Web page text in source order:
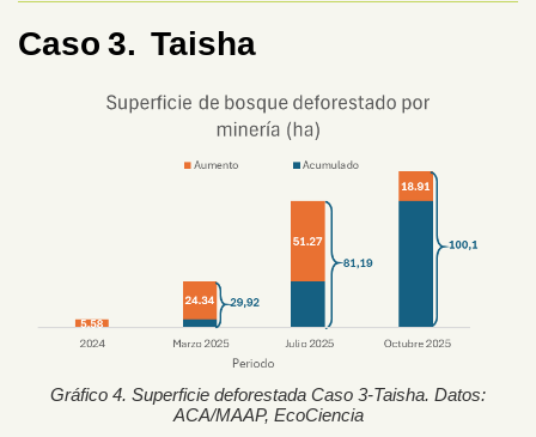
Caso 3. Taisha
Gráfico 4. Superficie deforestada Caso 3-Taisha. Datos:
ACA/MAAP, EcoCiencia